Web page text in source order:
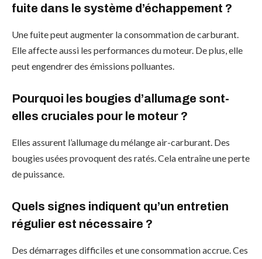
fuite dans le système d’échappement ?
Une fuite peut augmenter la consommation de carburant.
Elle affecte aussi les performances du moteur. De plus, elle
peut engendrer des émissions polluantes.
Pourquoi les bougies d’allumage sont-
elles cruciales pour le moteur ?
Elles assurent l’allumage du mélange air-carburant. Des
bougies usées provoquent des ratés. Cela entraîne une perte
de puissance.
Quels signes indiquent qu’un entretien
régulier est nécessaire ?
Des démarrages difficiles et une consommation accrue. Ces